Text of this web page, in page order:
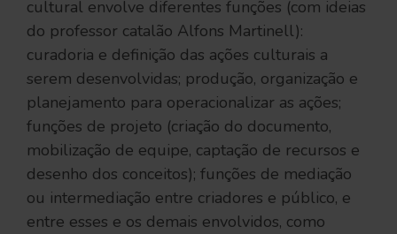
cultural envolve diferentes funções (com ideias
do professor catalão Alfons Martinell):
curadoria e definição das ações culturais a
serem desenvolvidas; produção, organização e
planejamento para operacionalizar as ações;
funções de projeto (criação do documento,
mobilização de equipe, captação de recursos e
desenho dos conceitos); funções de mediação
ou intermediação entre criadores e público, e
entre esses e os demais envolvidos, como